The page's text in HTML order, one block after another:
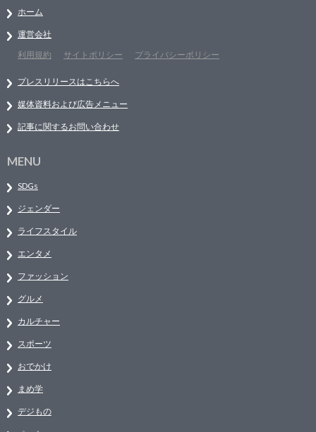
ホーム
運営会社
利用規約
サイトポリシー プライバシーポリシー
プレスリリースはこちらへ
媒体資料および広告メニュー
記事に関するお問い合わせ
MENU
SDGs
ジェンダー
ライフスタイル
エンタメ
ファッション
グルメ
カルチャー
スポーツ
おでかけ
まめ学
デジもの